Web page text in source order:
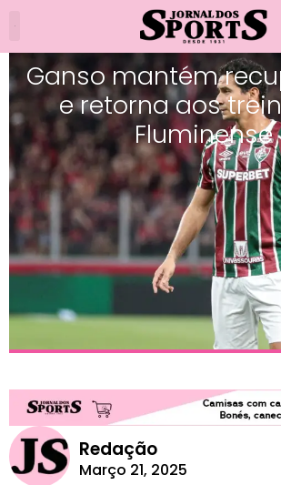
Ganso mantém
e retorna aos
Fluminense
Redação
Março 21, 2025